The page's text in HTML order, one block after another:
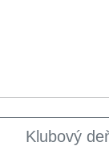
Klubový